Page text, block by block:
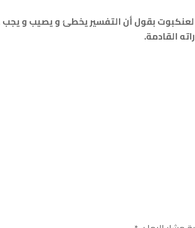
بقول أن التفسير يخطئ و يصيب و يجب
القادمة.